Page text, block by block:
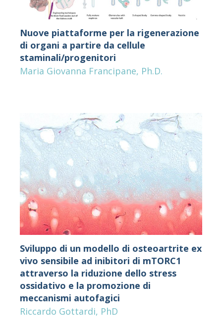
Nuove piattaforme per la rigenerazione
di organi a partire da cellule
staminali/progenitori
Maria Giovanna Francipane, Ph.D.
Sviluppo di un modello di osteoartrite ex
vivo sensibile ad inibitori di mTORC1
attraverso la riduzione dello stress
ossidativo e la promozione di
meccanismi autofagici
Riccardo Gottardi, PhD